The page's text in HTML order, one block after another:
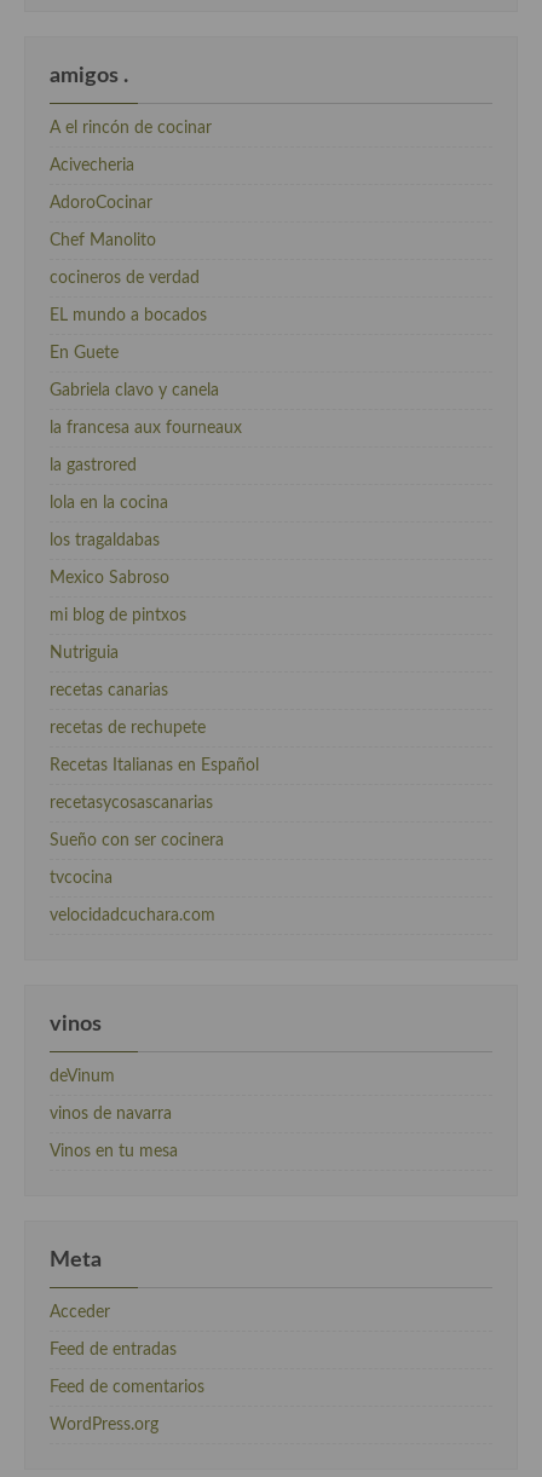
amigos .
A el rincón de cocinar
Acivecheria
AdoroCocinar
Chef Manolito
cocineros de verdad
EL mundo a bocados
En Guete
Gabriela clavo y canela
la francesa aux fourneaux
la gastrored
lola en la cocina
los tragaldabas
Mexico Sabroso
mi blog de pintxos
Nutriguia
recetas canarias
recetas de rechupete
Recetas Italianas en Español
recetasycosascanarias
Sueño con ser cocinera
tvcocina
velocidadcuchara.com
vinos
deVinum
vinos de navarra
Vinos en tu mesa
Meta
Acceder
Feed de entradas
Feed de comentarios
WordPress.org